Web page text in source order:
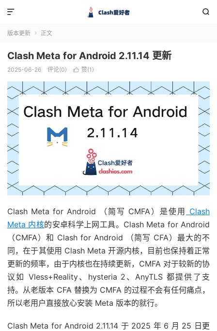


版本更新  正文
Clash Meta for Android 2.11.14 更新
2025-06-26 评论(0)  赞(1 )
Clash Meta for Android （简写 CMFA）是使用
Clash
Meta 内核的安卓科学上网工具。Clash Meta for Android
（CMFA）和 Clash for Android （简写 CFA）最大的不
同，在于其使用 Clash Meta 开源内核，目前也保持着正常
更新的频率，由于内核也在持续更新，CMFA 对于较新的协
议如 Vless+Reality、hysteria 2、AnyTLS 都提供了支
持。从老版本 CFA 替换为 CMFA 的过程不会有任何痛点，
所以老用户直接放心安装 Meta 版本的就行。
Clash Meta for Android 2.11.14 于 2025 年 6 月 25 日更